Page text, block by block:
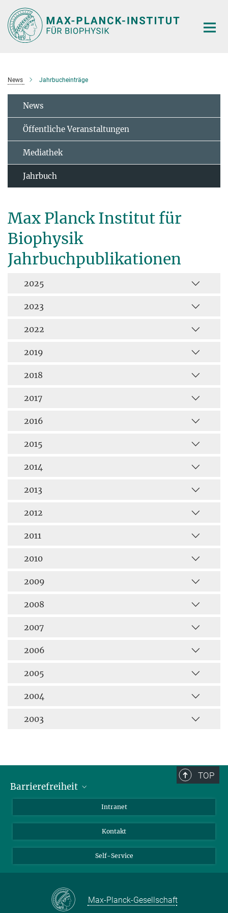
Hauptinhalt
News Jahrbucheinträge
News
Öffentliche Veranstaltungen
Mediathek
Jahrbuch
Max Planck Institut für
Biophysik
Jahrbuchpublikationen
2025
2023
2022
2019
2018
2017
2016
2015
2014
2013
2012
2011
2010
2009
2008
2007
2006
2005
2004
2003
TOP
Barrierefreiheit
Intranet
Kontakt
Self-Service
Max-Planck-Gesellschaft